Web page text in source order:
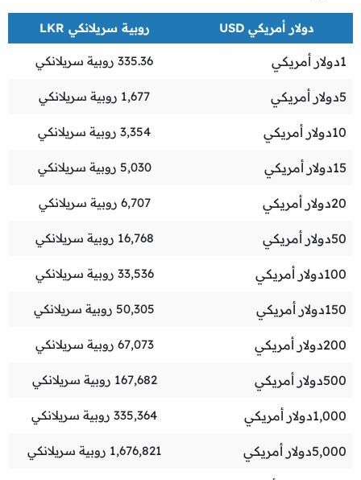
دولار أمريكي USD روبية سريلانكي LKR
1دولار أمريكي 335.36 روبية سريلانكي
5دولار أمريكي 1,677 روبية سريلانكي
10دولار أمريكي 3,354 روبية سريلانكي
15دولار أمريكي 5,030 روبية سريلانكي
20دولار أمريكي 6,707 روبية سريلانكي
50دولار أمريكي 16,768 روبية سريلانكي
100دولار أمريكي 33,536 روبية سريلانكي
150دولار أمريكي 50,305 روبية سريلانكي
200دولار أمريكي 67,073 روبية سريلانكي
500دولار أمريكي 167,682 روبية سريلانكي
1,000دولار أمريكي 335,364 روبية سريلانكي
5,000دولار أمريكي 1,676,821 روبية سريلانكي